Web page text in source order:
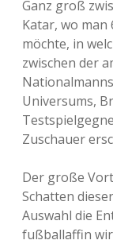
Ganz groß
Katar, wo man
möchte, in
zwischen der
Universums,
Zuschauer
Der große
Schatten
Auswahl die
fußballaffin